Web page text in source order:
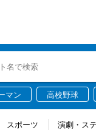
マン 高校野球
スポーツ 演劇・ス